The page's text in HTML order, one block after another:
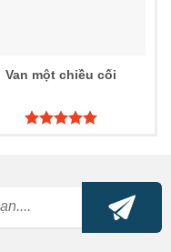
Van một chiều cối